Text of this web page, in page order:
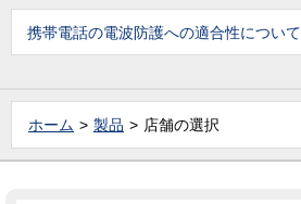
携帯電話の電波防護への適合性について
ホーム 製品 店舗の選択